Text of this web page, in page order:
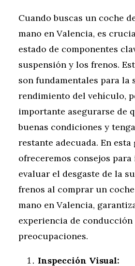
Cuando buscas un coche
mano en Valencia, es
estado de componentes
suspensión y los frenos.
son fundamentales para la
rendimiento del vehículo,
importante asegurarse de
buenas condiciones y
restante adecuada. En esta
ofreceremos consejos
evaluar el desgaste de la
frenos al comprar un
mano en Valencia,
experiencia de
preocupaciones.
Inspección Visual: